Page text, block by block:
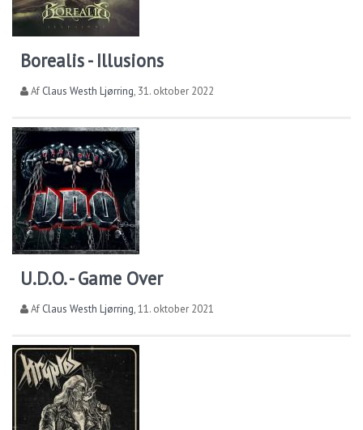
Borealis - Illusions
Af Claus Westh Ljørring, 31. oktober 2022
U.D.O. - Game Over
Af Claus Westh Ljørring,11. oktober 2021